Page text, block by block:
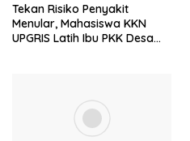
Tekan Risiko Penyakit
Menular, Mahasiswa KKN
UPGRIS Latih Ibu PKK Desa